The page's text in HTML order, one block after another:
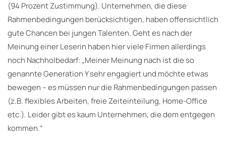
(94 Prozent Zustimmung). Unternehmen, die diese
Rahmenbedingungen berücksichtigen, haben offensichtlich
gute Chancen bei jungen Talenten. Geht es nach der
Meinung einer Leserin haben hier viele Firmen allerdings
noch Nachholbedarf: „Meiner Meinung nach ist die so
genannte Generation Y sehr engagiert und möchte etwas
bewegen – es müssen nur die Rahmenbedingungen passen
(z.B. flexibles Arbeiten, freie Zeiteinteilung, Home-Office
etc.). Leider gibt es kaum Unternehmen, die dem entgegen
kommen.“